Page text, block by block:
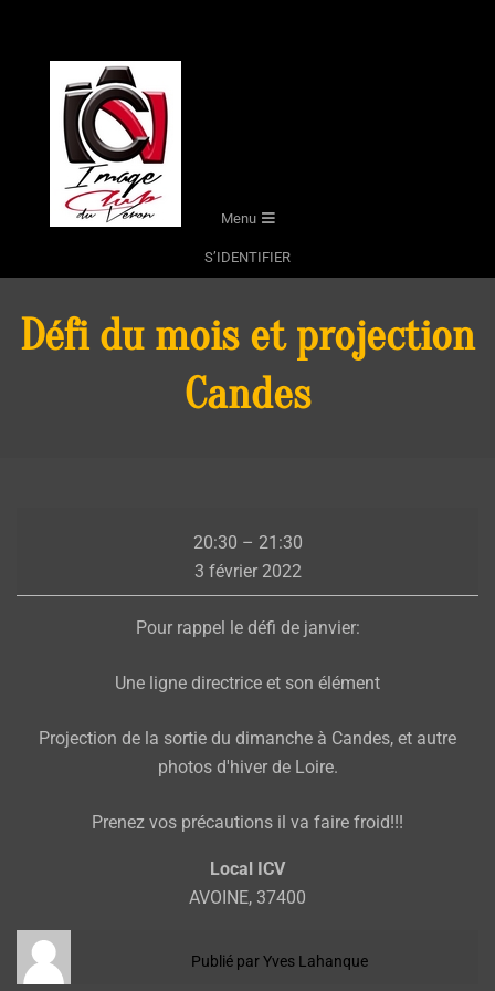
Menu
S’IDENTIFIER
Défi du mois et projection
Candes
du
mois
projection
20:30 – 21:30
3 février 2022
Pour rappel le défi de janvier:
Une ligne directrice et son élément
Projection de la sortie du dimanche à Candes, et autre
photos d'hiver de Loire.
Prenez vos précautions il va faire froid!!!
Local ICV
AVOINE, 37400
Publié par Yves Lahanque